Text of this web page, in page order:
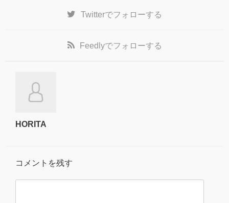
Twitterでフォローする
Feedlyでフォローする
HORITA
コメントを残す